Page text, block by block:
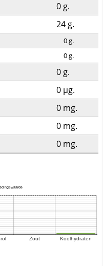
0 g.
24 g.
0g.
0g.
0 g.
0 µg.
0 mg.
0 mg.
0 mg.